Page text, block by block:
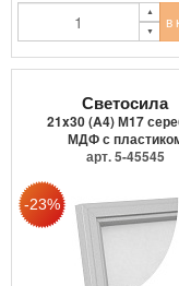
в
Светосила
21x30 (A4) М17
МДФ с
арт. 5-45545